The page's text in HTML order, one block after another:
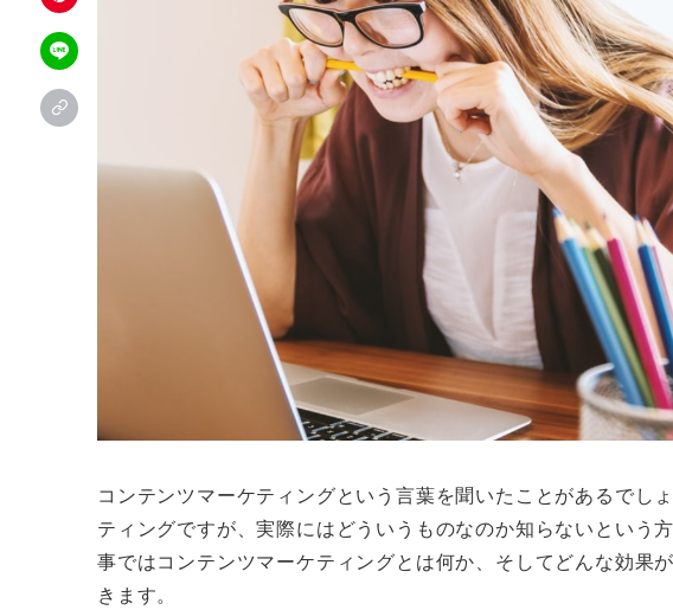
コンテンツマーケティングという言葉を聞いたことがあるでし
ティングですが、実際にはどういうものなのか知らないという
事ではコンテンツマーケティングとは何か、そしてどんな効果
きます。